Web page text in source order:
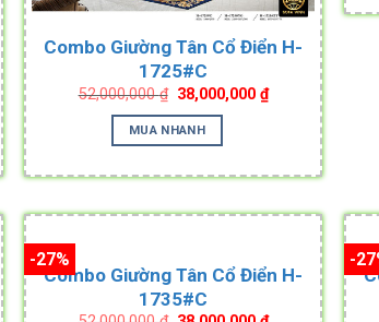
₫.
Combo Giường Tân Cổ Điển H-
1725#C
52,000,000₫ Original
price
was:
52,000,000 ₫.
38,000,000 ₫Current
price
38,000,000 ₫.
MUA NHANH
-27%
Combo Giường Tân Cổ Điển H-
1735#C
-